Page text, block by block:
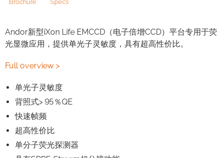
Brochure Specs
Andor新型iXon Life EMCCD（电子倍增CCD）平台专用于荧
光显微应用，提供单光子灵敏度，具有超高性价比。
Full overview >
单光子灵敏度
背照式> 95％QE
快速帧频
超高性价比
单分子荧光探测器